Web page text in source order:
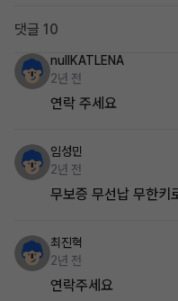
댓글 10
nullKATLENA
2년 전
연락 주세요
임성민
2년 전
무보증 무선납 무한키
최진혁
2년 전
연락주세요